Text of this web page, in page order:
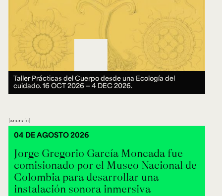
Taller Prácticas del Cuerpo desde una Ecología del
cuidado.16 OCT 2026 ― 4 DEC 2026.
anuncio
Jorge Gregorio García Moncada fue
comisionado por el Museo Nacional de
Colombia para desarrollar una
instalación sonora inmersiva
04 DE AGOSTO 2026